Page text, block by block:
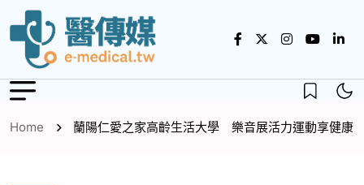
Home 蘭陽仁愛之家高齡生活大學 樂音展活力運動享健康